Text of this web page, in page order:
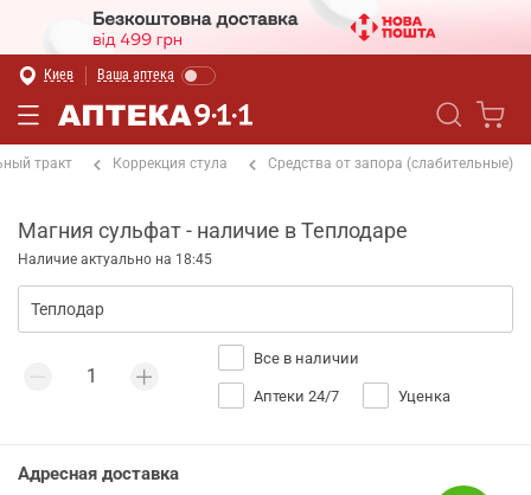
Киев Ваша аптека
тракт Коррекция стула Средства от запора (слабительные)
Магния сульфат - наличие в Теплодаре
Наличие актуально на 18:45
Все в наличии
Аптеки 24/7 Уценка
Адресная доставка